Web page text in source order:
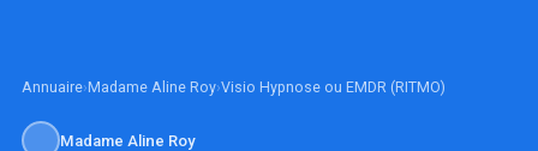
Annuaire›Madame Aline Roy›Visio Hypnose ou EMDR (RITMO)
Madame Aline Roy